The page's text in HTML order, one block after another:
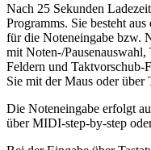
Nach 25 Sekunden
Programms. Sie besteht
für die Noteneingabe bzw.
mit Noten-/
Feldern und Taktvorschub-
Sie mit der Maus oder über
Die Noteneingabe erfolgt
über MIDI-step-by-step